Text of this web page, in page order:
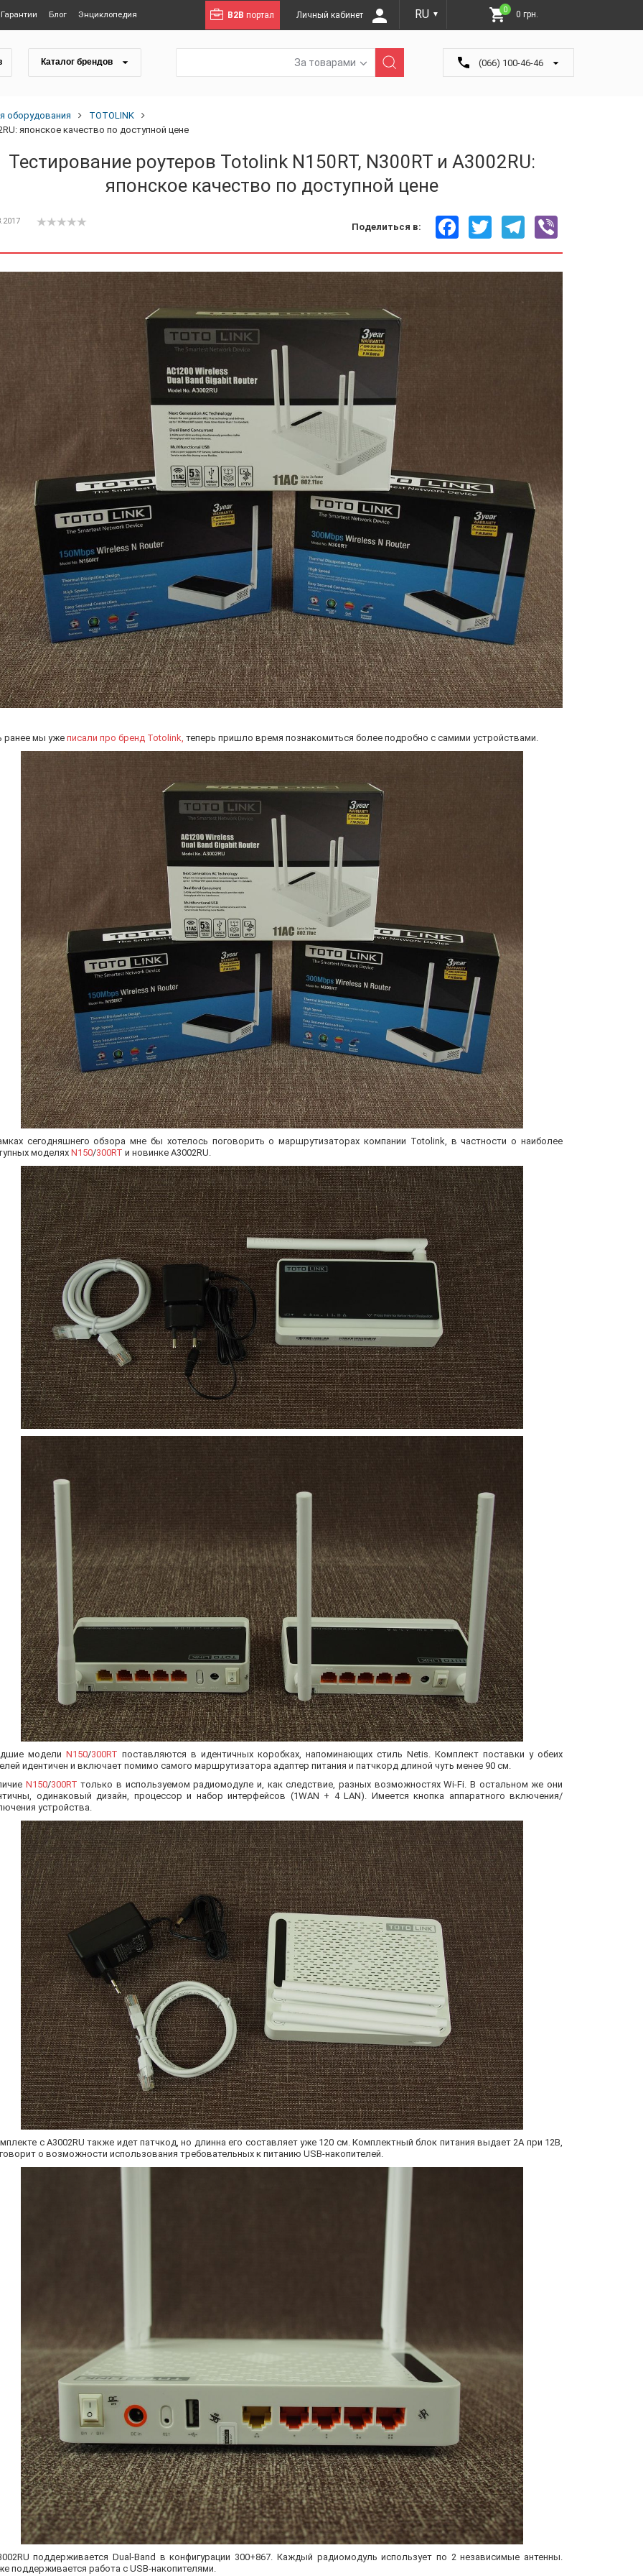
Гарантии Блог Энциклопедия B2B портал Личный кабинет RU ▼
0 0 грн.
Каталог брендов За товарами (066) 100-46-46
оборудования
TOTOLINK
японское качество по доступной цене
Тестирование роутеров Totolink N150RT, N300RT и A3002RU:
японское качество по доступной цене
Поделиться в:
FacebookTwitter Telegram
ранее мы уже писали про бренд Totolink, теперь пришло время познакомиться более подробно с самими устройствами.
сегодняшнего обзора мне бы хотелось поговорить о маршрутизаторах компании Totolink, в частности о наиболее
моделях N150/300RT и новинке A3002RU.
модели N150/300RT поставляются в идентичных коробках, напоминающих стиль Netis. Комплект поставки у обеих
идентичен и включает помимо самого маршрутизатора адаптер питания и патчкорд длиной чуть менее 90 см.
N150/300RT только в используемом радиомодуле и, как следствие, разных возможностях Wi-Fi. В остальном же они
одинаковый дизайн, процессор и набор интерфейсов (1WAN + 4 LAN). Имеется кнопка аппаратного включения/
устройства.
с A3002RU также идет патчкод, но длинна его составляет уже 120 см. Комплектный блок питания выдает 2А при 12В,
о возможности использования требовательных к питанию USB-накопителей.
поддерживается Dual-Band в конфигурации 300+867. Каждый радиомодуль использует по 2 независимые антенны.
поддерживается работа с USB-накопителями.